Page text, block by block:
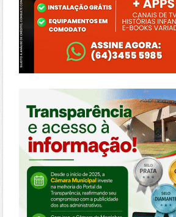
https://morrinhos.go.leg.br/